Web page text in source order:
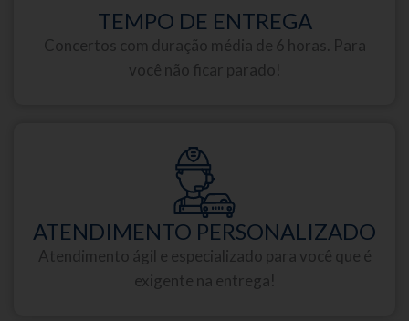
TEMPO DE ENTREGA
Concertos com duração média de 6 horas. Para
você não ficar parado!
ATENDIMENTO PERSONALIZADO
Atendimento ágil e especializado para você que é
exigente na entrega!